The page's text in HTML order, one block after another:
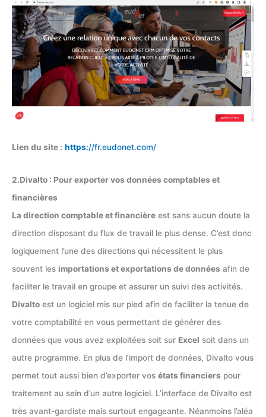
Lien du site : https://fr.eudonet.com/
2.Divalto : Pour exporter vos données comptables et
financières
La direction comptable et financière est sans aucun doute la
direction disposant du flux de travail le plus dense. C’est donc
logiquement l’une des directions qui nécessitent le plus
souvent les importations et exportations de données afin de
faciliter le travail en groupe et assurer un suivi des activités.
Divalto est un logiciel mis sur pied afin de faciliter la tenue de
votre comptabilité en vous permettant de générer des
données que vous avez exploitées soit sur Excel soit dans un
autre programme. En plus de l’import de données, Divalto vous
permet tout aussi bien d’exporter vos états financiers pour
traitement au sein d’un autre logiciel. L’interface de Divalto est
très avant-gardiste mais surtout engageante. Néanmoins l’aléa